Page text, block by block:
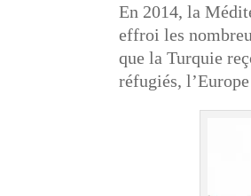
En 2014, la
effroi les
que la Turquie
réfugiés,